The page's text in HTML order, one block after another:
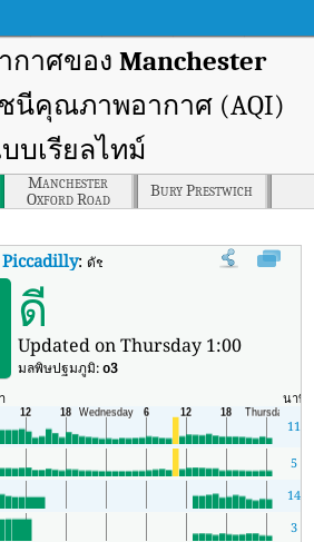
กาศของ Manchester
นีคุณภาพอากาศ (AQI)
บเรียลไทม์
Manchester
Oxford Road
Bury Prestwich
:ดัชนีคุณภาพอากาศ (AQI) แบบเรียลไ
ดี
Updated on Thursday 1:00
มลพิษปฐมภูมิ:o3
นาที
11
5
14
3